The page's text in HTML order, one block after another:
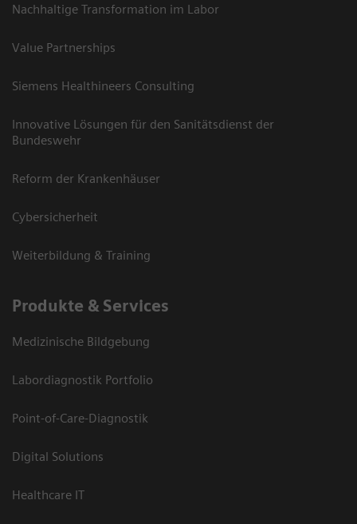
Nachhaltige Transformation im Labor
Value Partnerships
Siemens Healthineers Consulting
Innovative Lösungen für den Sanitätsdienst der
Bundeswehr
Reform der Krankenhäuser
Cybersicherheit
Weiterbildung & Training
Produkte & Services
Medizinische Bildgebung
Labordiagnostik Portfolio
Point-of-Care-Diagnostik
Digital Solutions
Healthcare IT